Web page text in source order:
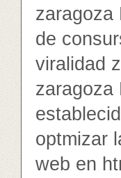
zaragoza
de
viralidad
zaragoza
optmizar
web en